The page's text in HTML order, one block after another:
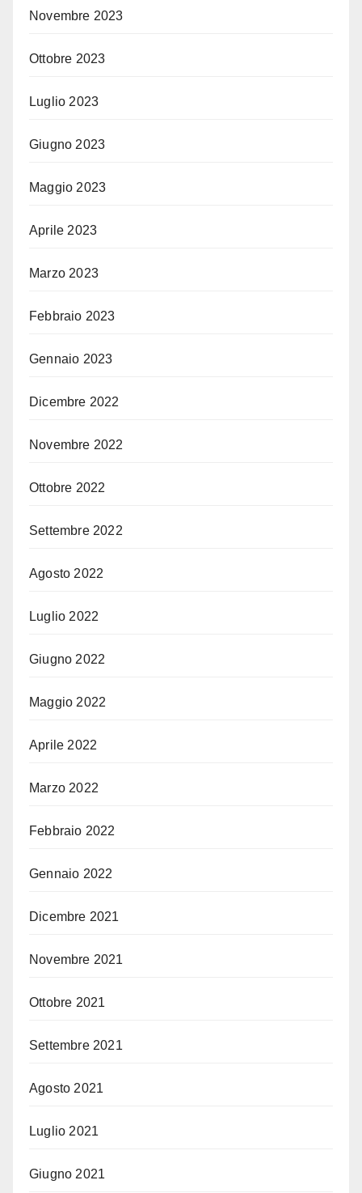
Novembre 2023
Ottobre 2023
Luglio 2023
Giugno 2023
Maggio 2023
Aprile 2023
Marzo 2023
Febbraio 2023
Gennaio 2023
Dicembre 2022
Novembre 2022
Ottobre 2022
Settembre 2022
Agosto 2022
Luglio 2022
Giugno 2022
Maggio 2022
Aprile 2022
Marzo 2022
Febbraio 2022
Gennaio 2022
Dicembre 2021
Novembre 2021
Ottobre 2021
Settembre 2021
Agosto 2021
Luglio 2021
Giugno 2021